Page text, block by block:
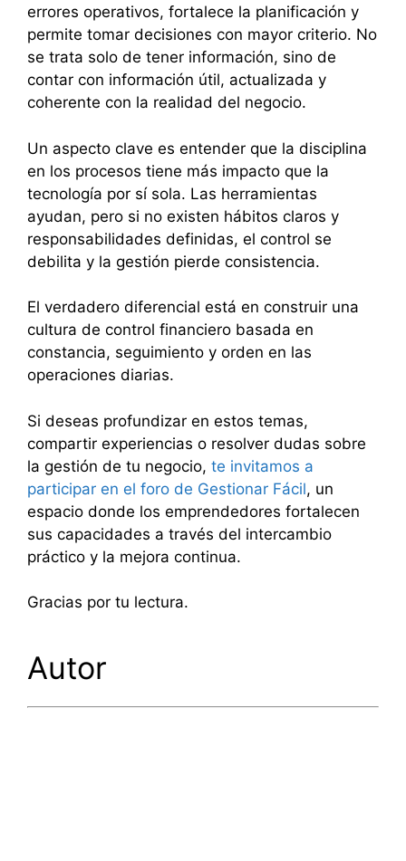
errores operativos, fortalece la planificación y
permite tomar decisiones con mayor criterio. No
se trata solo de tener información, sino de
contar con información útil, actualizada y
coherente con la realidad del negocio.
Un aspecto clave es entender que la disciplina
en los procesos tiene más impacto que la
tecnología por sí sola. Las herramientas
ayudan, pero si no existen hábitos claros y
responsabilidades definidas, el control se
debilita y la gestión pierde consistencia.
El verdadero diferencial está en construir una
cultura de control financiero basada en
constancia, seguimiento y orden en las
operaciones diarias.
Si deseas profundizar en estos temas,
compartir experiencias o resolver dudas sobre
la gestión de tu negocio, te invitamos a
participar en el foro de Gestionar Fácil, un
espacio donde los emprendedores fortalecen
sus capacidades a través del intercambio
práctico y la mejora continua.
Gracias por tu lectura.
Autor